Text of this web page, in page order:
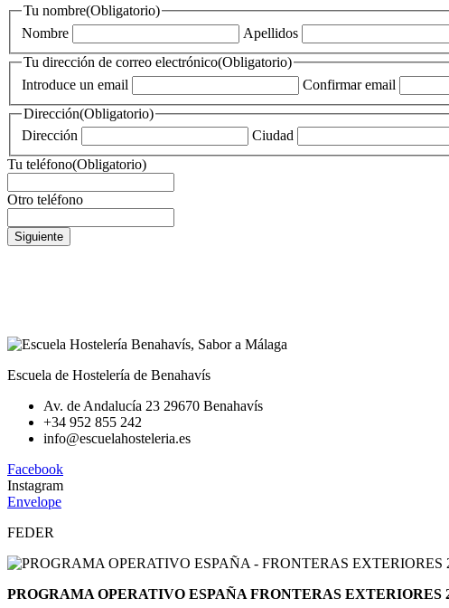
Tu nombre(Obligatorio)
Nombre
Apellidos
Tu dirección de correo electrónico(Obligatorio)
Introduce un email
Confirmar email
Dirección(Obligatorio)
Dirección
Ciudad
Tu teléfono(Obligatorio)
Otro teléfono
Escuela de Hostelería de Benahavís
Av. de Andalucía 23 29670 Benahavís
+34 952 855 242
info@escuelahosteleria.es
Facebook
Instagram
Envelope
FEDER
PROGRAMA OPERATIVO ESPAÑA FRONTERAS EXTERIORES